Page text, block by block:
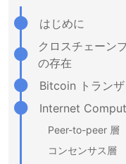
はじめに
クロスチェーン
の存在
Bitcoin トラン
Internet
Peer-to-peer 層
コンセンサス層